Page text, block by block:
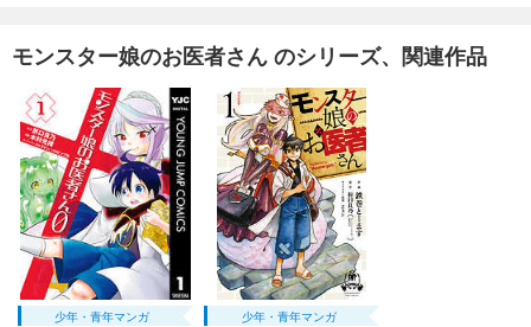
モンスター娘のお医者さん のシリーズ、関連作品
少年・青年マンガ 少年・青年マンガ